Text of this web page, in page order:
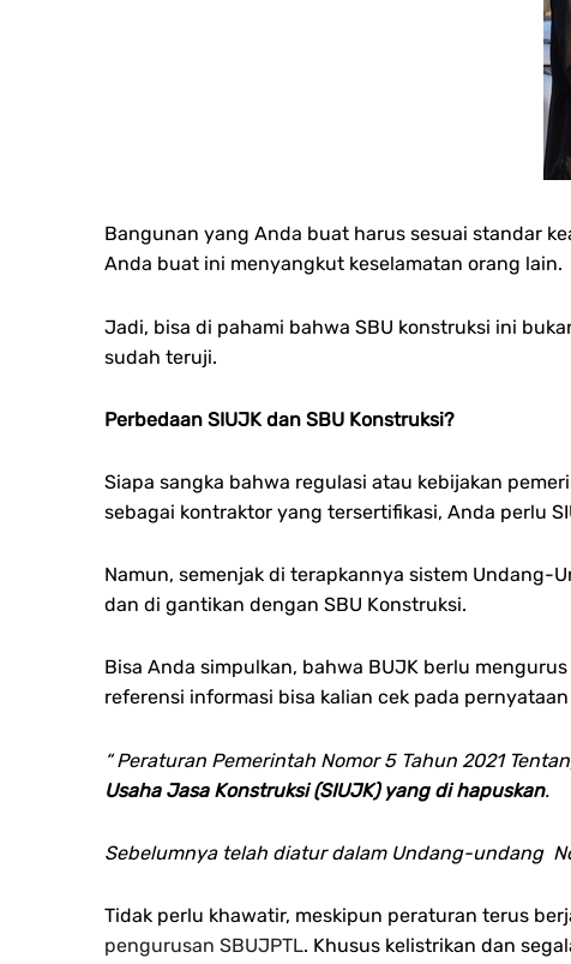
Bangunan yang Anda buat harus sesuai standar
Anda buat ini menyangkut keselamatan orang lain.
Jadi, bisa di pahami bahwa SBU konstruksi ini
sudah teruji.
Perbedaan SIUJK dan SBU Konstruksi?
Siapa sangka bahwa regulasi atau kebijakan
sebagai kontraktor yang tersertifikasi, Anda perlu
Namun, semenjak di terapkannya sistem Undang-
dan di gantikan dengan SBU Konstruksi.
Bisa Anda simpulkan, bahwa BUJK berlu
referensi informasi bisa kalian cek pada
“ Peraturan Pemerintah Nomor 5 Tahun 2021
Usaha Jasa Konstruksi (SIUJK) yang di hapuskan.
Sebelumnya telah diatur dalam Undang-undang
Tidak perlu khawatir, meskipun peraturan terus
pengurusan SBUJPTL. Khusus kelistrikan dan